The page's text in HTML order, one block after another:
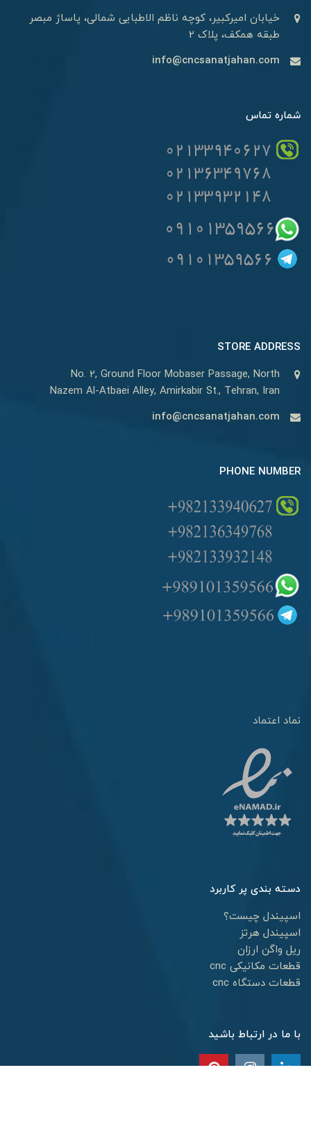
خیابان امیرکبیر، کوچه ناظم الاطبایی شمالی، پاساژ مبصر
طبقه همکف، پلاک 2
info@cncsanatjahan.com
شماره تماس
STORE ADDRESS
No. 2, Ground Floor Mobaser Passage, North
Nazem Al-Atbaei Alley, Amirkabir St., Tehran, Iran
info@cncsanatjahan.com
PHONE NUMBER
نماد اعتماد
دسته بندی پر کاربرد
اسپیندل چیست؟
اسپیندل هرتز
ریل واگن ارزان
قطعات مکانیکی cnc
قطعات دستگاه cnc
با ما در ارتباط باشید